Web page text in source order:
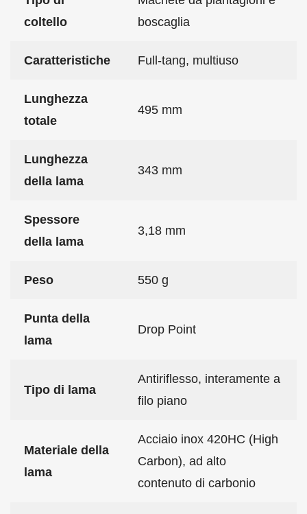
coltello
boscaglia
Caratteristiche Full-tang, multiuso
Lunghezza
totale
495 mm
Lunghezza
della lama
343 mm
Spessore
della lama
3,18 mm
Peso 550 g
Punta della
lama
Drop Point
Tipo di lama
Antiriflesso, interamente a
filo piano
Materiale della
lama
Acciaio inox 420HC (High
Carbon), ad alto
contenuto di carbonio